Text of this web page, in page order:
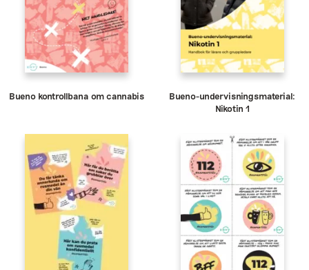
Bueno kontrollbana om cannabis
Bueno-undervisningsmaterial:
Nikotin 1